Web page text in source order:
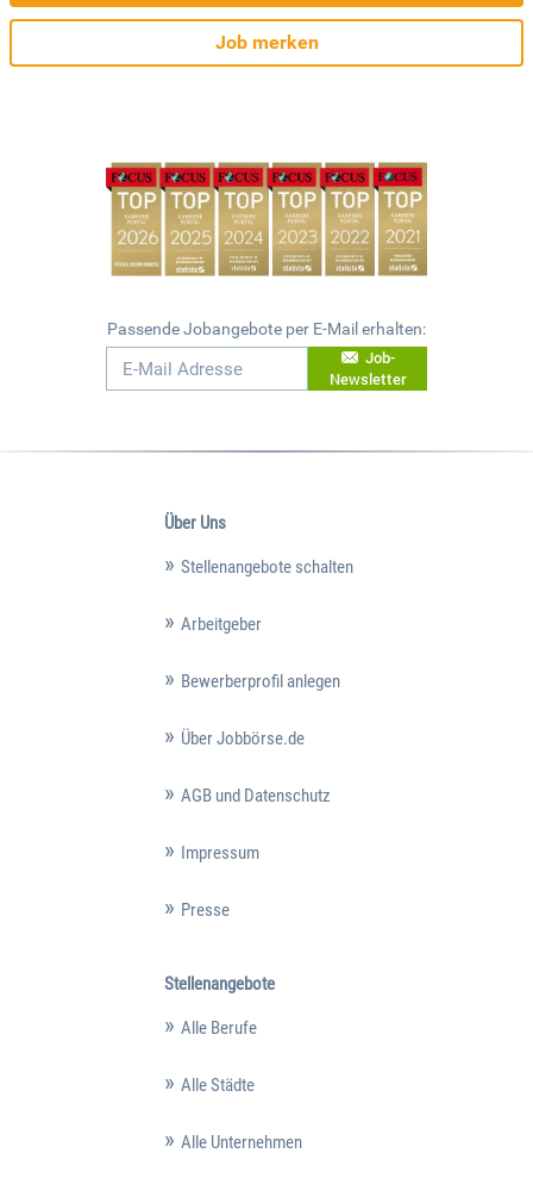
Job merken
Passende Jobangebote per E-Mail erhalten:
Job-
Newsletter
Über Uns
Stellenangebote schalten
Arbeitgeber
Bewerberprofil anlegen
Über Jobbörse.de
AGB und Datenschutz
Impressum
Presse
Stellenangebote
Alle Berufe
Alle Städte
Alle Unternehmen